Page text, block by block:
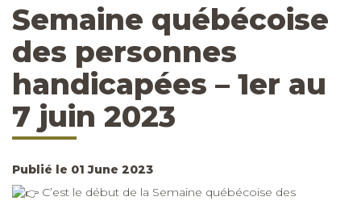
Semaine québécoise
des personnes
handicapées – 1er au
7 juin 2023
Publié le 01 June 2023
C’est le début de la Semaine québécoise des